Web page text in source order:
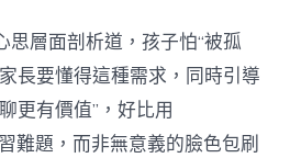
思層面剖析道，孩子怕“被孤
長要懂得這種需求，同時引導
更有價值”，好比用
難題，而非無意義的臉色包刷